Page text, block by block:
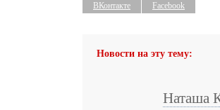
ВКонтакте Facebook
Новости на эту тему:
Наташа